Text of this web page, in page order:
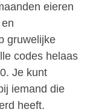
eieren
gruwelijke
codes helaas
Je kunt
iemand die
heeft.